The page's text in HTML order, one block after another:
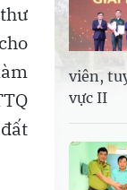
viên,
vực II